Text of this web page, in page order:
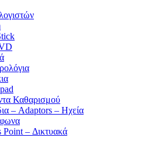
Καθαρισμού
– Adaptors – Ηχεία
Point – Δικτυακά